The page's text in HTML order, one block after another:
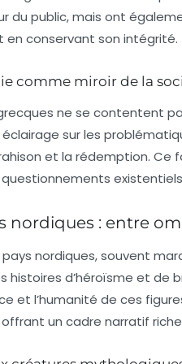
du public, mais ont
conservant son intégrité.
comme miroir de la
ne se contentent
sur les
et la rédemption. Ce
questionnements
nordiques : entre
pays nordiques, souvent
histoires d’héroïsme et de
et l’humanité de ces
offrant un cadre narratif